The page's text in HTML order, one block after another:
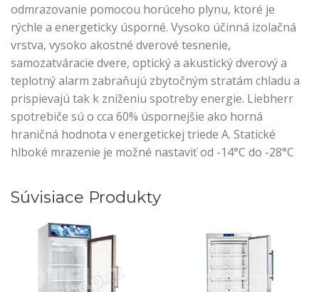
odmrazovanie pomocou horúceho plynu, ktoré je
rýchle a energeticky úsporné. Vysoko účinná izolačná
vrstva, vysoko akostné dverové tesnenie,
samozatváracie dvere, optický a akustický dverový a
teplotný alarm zabraňujú zbytočným stratám chladu a
prispievajú tak k zníženiu spotreby energie. Liebherr
spotrebiče sú o cca 60% úspornejšie ako horná
hraničná hodnota v energetickej triede A. Statické
hlboké mrazenie je možné nastaviť od -14°C do -28°C
Súvisiace Produkty